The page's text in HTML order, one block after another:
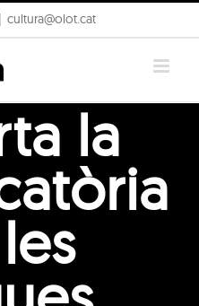
cultura@olot.cat
la